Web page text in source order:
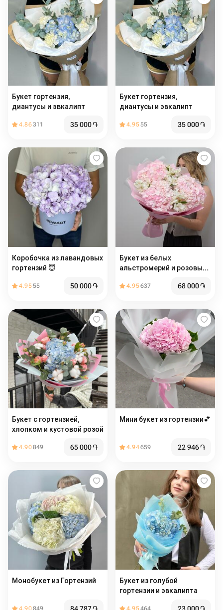
Букет гортензия,
диантусы и эвкалипт
4.86311 35 000֏
Букет гортензия,
диантусы и эвкалипт
4.9555 35 000֏
Коробочка из лавандовых
гортензий 😇
4.9555 50 000֏
Букет из белых
альстромерий и розовых
4.95637 68 000֏
Букет с гортензией,
хлопком и кустовой розой
4.90849 65 000֏
Мини букет из гортензии💕
4.94659 22 946֏
Монобукет из Гортензий
4.90849
Букет из голубой
гортензии и эвкалипта
4.95464